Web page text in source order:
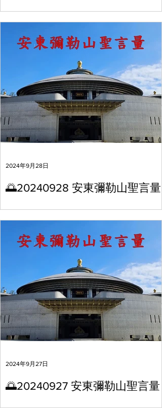
🌅20240928 安東彌勒山聖言量
2024年9月28日
🌅20240927 安東彌勒山聖言量
2024年9月27日